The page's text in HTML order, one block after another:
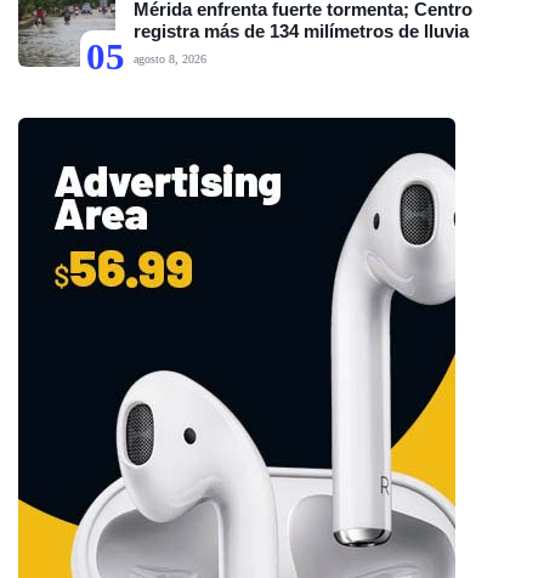
05
Mérida enfrenta fuerte tormenta; Centro
registra más de 134 milímetros de lluvia
agosto 8, 2026